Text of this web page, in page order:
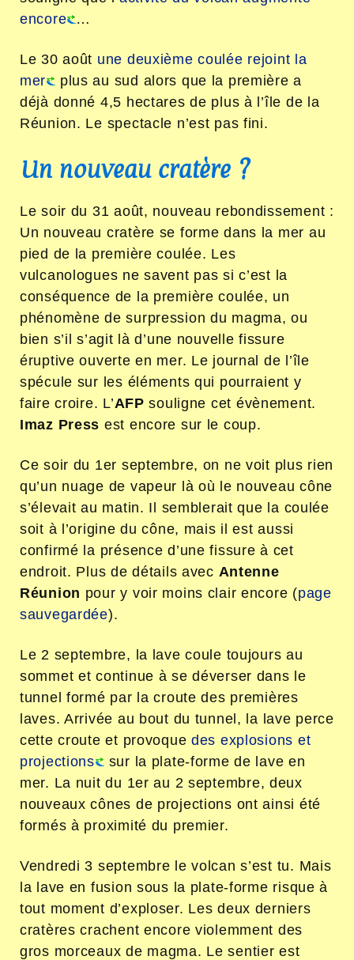
encore
…
Le 30 août une deuxième coulée rejoint la
mer
plus au sud alors que la première a
déjà donné 4,5 hectares de plus à l’île de la
Réunion. Le spectacle n’est pas fini.
Un nouveau cratère ?
Le soir du 31 août, nouveau rebondissement :
Un nouveau cratère se forme dans la mer au
pied de la première coulée. Les
vulcanologues ne savent pas si c’est la
conséquence de la première coulée, un
phénomène de surpression du magma, ou
bien s’il s’agit là d’une nouvelle fissure
éruptive ouverte en mer. Le journal de l’île
spécule sur les éléments qui pourraient y
faire croire. L’AFP souligne cet évènement.
Imaz Press est encore sur le coup.
Ce soir du 1er septembre, on ne voit plus rien
qu’un nuage de vapeur là où le nouveau cône
s’élevait au matin. Il semblerait que la coulée
soit à l’origine du cône, mais il est aussi
confirmé la présence d’une fissure à cet
endroit. Plus de détails avec Antenne
Réunion pour y voir moins clair encore (page
sauvegardée).
Le 2 septembre, la lave coule toujours au
sommet et continue à se déverser dans le
tunnel formé par la croute des premières
laves. Arrivée au bout du tunnel, la lave perce
cette croute et provoquedes explosions et
projections
sur la plate-forme de lave en
mer. La nuit du 1er au 2 septembre, deux
nouveaux cônes de projections ont ainsi été
formés à proximité du premier.
Vendredi 3 septembre le volcan s’est tu. Mais
la lave en fusion sous la plate-forme risque à
tout moment d’exploser. Les deux derniers
cratères crachent encore violemment des
gros morceaux de magma. Le sentier est